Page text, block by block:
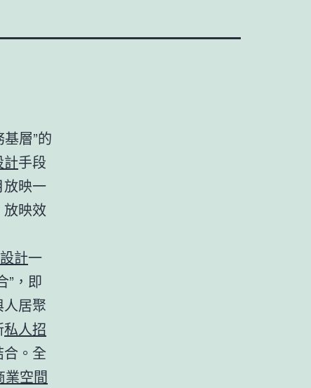
基層”的
計手段
映一
映效
計一
”，即
居聚
私人招
。全
業空間